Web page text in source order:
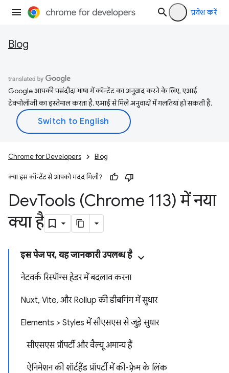
प्रवेश करें
Blog
Google आपकी पसंदीदा भाषा में कॉन्टेंट का अनुवाद करने के लिए, एआई
टेक्नोलॉजी का इस्तेमाल करता है. एआई से मिले अनुवादों में गलतियां हो सकती हैं.
Chrome for Developers Blog
क्या इस कॉन्टेंट से आपको मदद मिली?
DevTools (Chrome 113) में नया
क्या है
इस पेज पर, यह जानकारी उपलब्ध है
नेटवर्क रिस्पॉन्स हेडर में बदलाव करना
Nuxt, Vite, और Rollup की डीबगिंग में सुधार
Elements > Styles में सीएसएस से जुड़े सुधार
सीएसएस प्रॉपर्टी और वैल्यू अमान्य हैं
ऐनिमेशन की शॉर्टहैंड प्रॉपर्टी में की-फ़्रेम के लिंक